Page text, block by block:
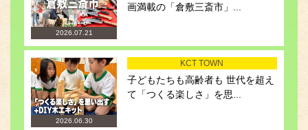
2026.07.21
画満載の「倉敷三斎市」...
2026.06.30
KCT TOWN
子どもたちも高齢者も 世代を超え
て「つくる楽しさ」を思...